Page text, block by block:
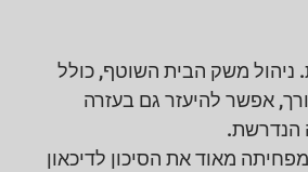
משק הבית השוטף, כולל
אפשר להיעזר גם בעזרה
הנדרשת.
מאוד את הסיכון לדיכאון